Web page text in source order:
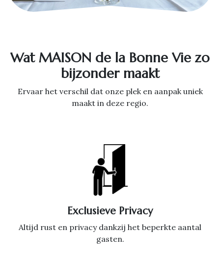
Wat MAISON de la Bonne Vie zo
bijzonder maakt
Ervaar het verschil dat onze plek en aanpak uniek
maakt in deze regio.
Exclusieve Privacy
Altijd rust en privacy dankzij het beperkte aantal
gasten.